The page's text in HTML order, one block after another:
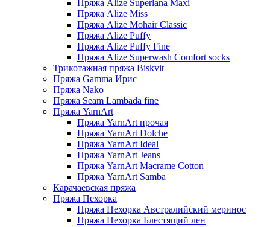
Пряжа Alize Superlana Maxi
Пряжа Alize Miss
Пряжа Alize Mohair Classic
Пряжа Alize Puffy
Пряжа Alize Puffy Fine
Пряжа Alize Superwash Comfort socks
Трикотажная пряжа Biskvit
Пряжа Gamma Ирис
Пряжа Nako
Пряжа Seam Lambada fine
Пряжа YarnArt
Пряжа YarnArt прочая
Пряжа YarnArt Dolche
Пряжа YarnArt Ideal
Пряжа YarnArt Jeans
Пряжа YarnArt Macrame Cotton
Пряжа YarnArt Samba
Карачаевская пряжа
Пряжа Пехорка
Пряжа Пехорка Австралийский меринос
Пряжа Пехорка Блестящий лен